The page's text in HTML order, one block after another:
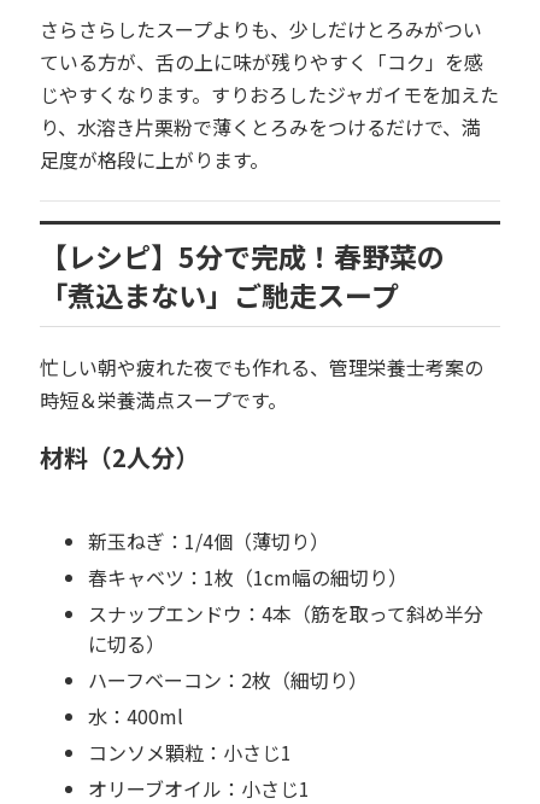
さらさらしたスープよりも、少しだけとろみがつい
ている方が、舌の上に味が残りやすく「コク」を感
じやすくなります。すりおろしたジャガイモを加えた
り、水溶き片栗粉で薄くとろみをつけるだけで、満
足度が格段に上がります。
【レシピ】5分で完成！春野菜の
「煮込まない」ご馳走スープ
忙しい朝や疲れた夜でも作れる、管理栄養士考案の
時短＆栄養満点スープです。
材料（2人分）
新玉ねぎ：1/4個（薄切り）
春キャベツ：1枚（1cm幅の細切り）
スナップエンドウ：4本（筋を取って斜め半分
に切る）
ハーフベーコン：2枚（細切り）
水：400ml
コンソメ顆粒：小さじ1
オリーブオイル：小さじ1